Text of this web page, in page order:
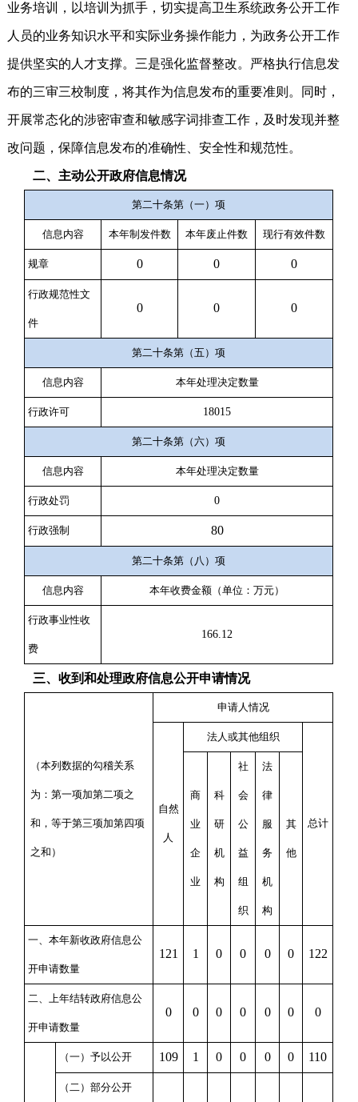
业务培训，以培训为抓手，切实提高卫生系统政务公开工作
人员的业务知识水平和实际业务操作能力，为政务公开工作
提供坚实的人才支撑。三是强化监督整改。严格执行信息发
布的三审三校制度，将其作为信息发布的重要准则。同时，
开展常态化的涉密审查和敏感字词排查工作，及时发现并整
改问题，保障信息发布的准确性、安全性和规范性。
二、主动公开政府信息情况
第二十条第（一）项
信息内容 本年制发件数 本年废止件数 现行有效件数
规章 0 0 0
行政规范性文
件
0 0 0
第二十条第（五）项
信息内容 本年处理决定数量
行政许可 18015
第二十条第（六）项
信息内容 本年处理决定数量
行政处罚 0
行政强制 80
第二十条第（八）项
信息内容 本年收费金额（单位：万元）
行政事业性收
费
166.12
三、收到和处理政府信息公开申请情况
（本列数据的勾稽关系
为：第一项加第二项之
和，等于第三项加第四项
之和）
申请人情况
自然
人
法人或其他组织
总计
商
业
企
业
科
研
机
构
社
会
公
益
组
织
法
律
服
务
机
构
其
他
一、本年新收政府信息公
开申请数量
1 21 1 0 0 0 0 1 22
二、上年结转政府信息公
开申请数量
0 0 0 0 0 0 0
（一）予以公开 109 1 0 0 0 0 110
（二）部分公开